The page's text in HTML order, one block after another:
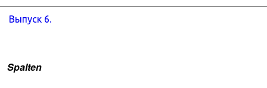
Выпуск 6.
Spalten